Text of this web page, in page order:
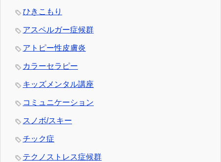
ひきこもり
アスペルガー症候群
アトピー性皮膚炎
カラーセラピー
キッズメンタル講座
コミュニケーション
スノボ/スキー
チック症
テクノストレス症候群